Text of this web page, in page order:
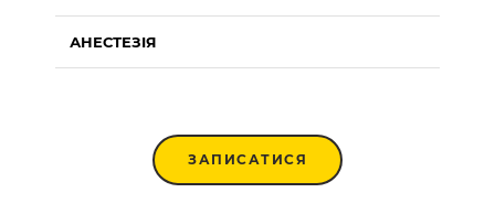
АНЕСТЕЗІЯ
ЗАПИСАТИСЯ